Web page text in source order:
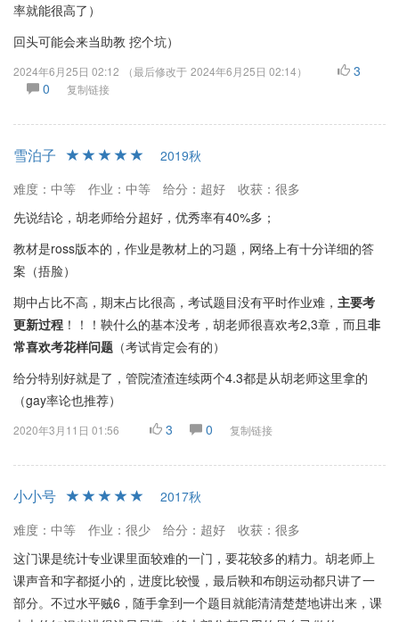
率就能很高了）
回头可能会来当助教 挖个坑）
2024年6月25日 02:12 （最后修改于 2024年6月25日 02:14）
3
0
复制链接
雪泊子
2019秋
难度：中等
作业：中等 给分：超好
收获：很多
先说结论，胡老师给分超好，优秀率有40%多；
教材是ross版本的，作业是教材上的习题，网络上有十分详细的答
案（捂脸）
期中占比不高，期末占比很高，考试题目没有平时作业难， 主要考
更新过程 ！！！鞅什么的基本没考，胡老师很喜欢考2,3章，而且非
常喜欢考花样问题 （考试肯定会有的）
给分特别好就是了，管院渣渣连续两个4.3都是从胡老师这里拿的
（gay率论也推荐）
2020年3月11日 01:56 3 0 复制链接
小小号
2017秋
难度：中等
作业：很少 给分：超好
收获：很多
这门课是统计专业课里面较难的一门，要花较多的精力。胡老师上
课声音和字都挺小的，进度比较慢，最后鞅和布朗运动都只讲了一
部分。不过水平贼6，随手拿到一个题目就能清清楚楚地讲出来，课